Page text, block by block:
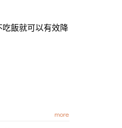
飯就可以有效降
more